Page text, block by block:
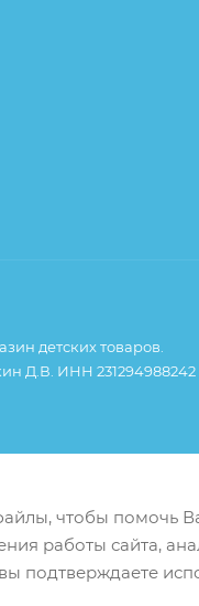
детских товаров.
Д.В. ИНН 231294988242
чтобы помочь
работы сайта,
подтверждаете